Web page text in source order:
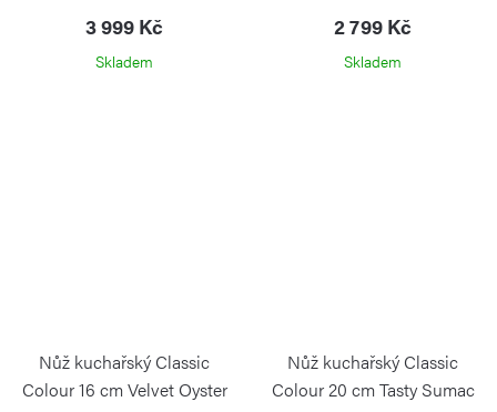
3 999 Kč
Skladem
2 799 Kč
Skladem
Nůž kuchařský Classic
Colour 16 cm Velvet Oyster
Nůž kuchařský Classic
Colour 20 cm Tasty Sumac